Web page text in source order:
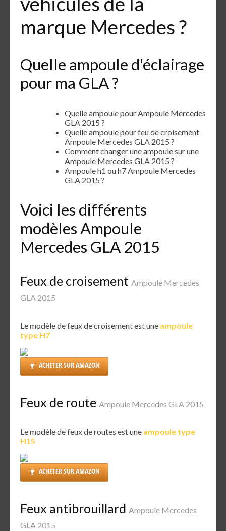
marque Mercedes ?
Quelle ampoule d'éclairage
pour ma GLA ?
Quelle ampoule pour Ampoule Mercedes
GLA 2015 ?
Quelle ampoule pour feu de croisement
Ampoule Mercedes GLA 2015 ?
Comment changer une ampoule sur une
Ampoule Mercedes GLA 2015 ?
Ampoule h1 ou h7 Ampoule Mercedes
GLA 2015 ?
Voici les différents
modèles Ampoule
Mercedes GLA 2015
Feux de croisement Ampoule Mercedes
GLA 2015
Le modèle de feux de croisement est une ampoule
type H7
ACHETER SUR AMAZON
Feux de route Ampoule Mercedes GLA 2015
Le modèle de feux de routes est une ampoule type
H15
ACHETER SUR AMAZON
Feux antibrouillard Ampoule Mercedes
GLA 2015